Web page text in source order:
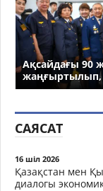
Ақсайдағы 90
жаңғыртылып,
САЯСАТ
16 шіл 2026
Қазақстан мен
диалогы